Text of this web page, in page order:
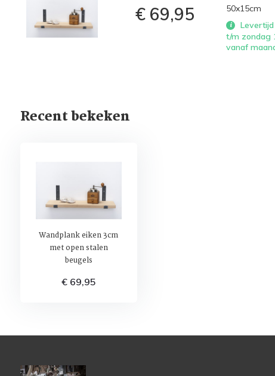
€ 69,95
50x15cm
t/m zondag
vanaf
Recent bekeken
Wandplank eiken 3cm
met open stalen
beugels
€ 69,95